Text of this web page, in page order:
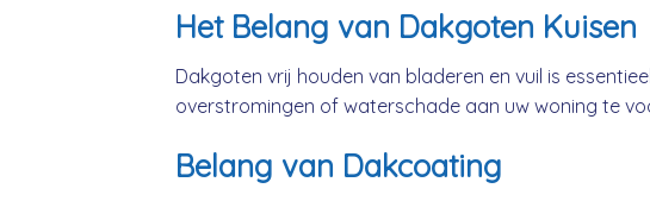
Het Belang van Dakgoten Kuisen
Dakgoten vrij houden van bladeren en vuil is
overstromingen of waterschade aan uw woning te
Belang van Dakcoating